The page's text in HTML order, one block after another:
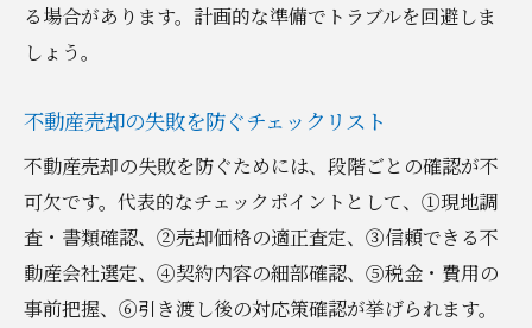
る場合があります。計画的な準備でトラブルを回避しま
しょう。
不動産売却の失敗を防ぐチェックリスト
不動産売却の失敗を防ぐためには、段階ごとの確認が不
可欠です。代表的なチェックポイントとして、①現地調
査・書類確認、②売却価格の適正査定、③信頼できる不
動産会社選定、④契約内容の細部確認、⑤税金・費用の
事前把握、⑥引き渡し後の対応策確認が挙げられます。